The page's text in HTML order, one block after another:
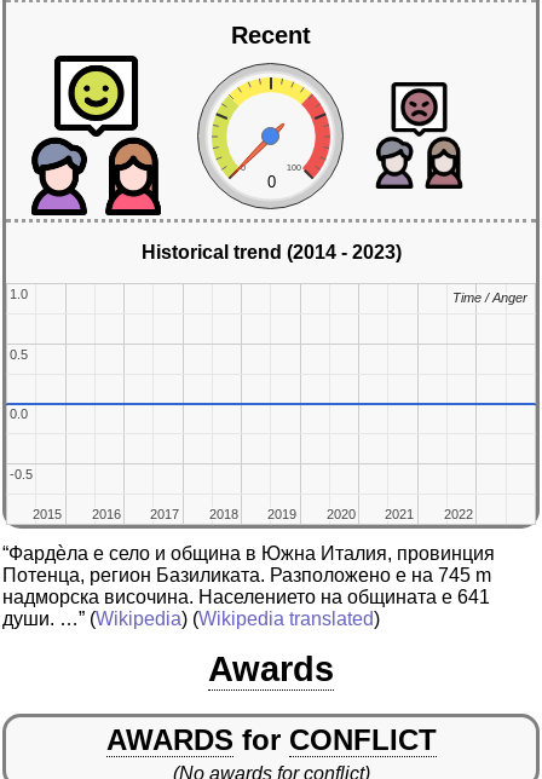
Recent
0 100
0
Historical trend (2014 - 2023)
2015
2015 2016
2016 2017
2017 2018
2018 2019
2019 2020
2020 2021
2021 2022
2022
-0.5
-0.5
0.0
0.0
0.5
0.5
1.0
1.0 Time / Anger
Time / Anger
“Фардѐла е село и община в Южна Италия, провинция
Потенца, регион Базиликата. Разположено е на 745 m
надморска височина. Населението на общината е 641
души. …” (Wikipedia) (Wikipedia translated)
Awards
AWARDS for CONFLICT
(No awards for conflict)